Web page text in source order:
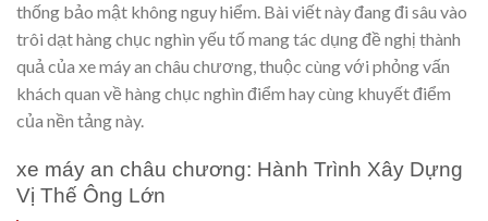
thống bảo mật không nguy hiểm. Bài viết này đang đi sâu vào
trôi dạt hàng chục nghìn yếu tố mang tác dụng đề nghị thành
quả của xe máy an châu chương, thuộc cùng với phỏng vấn
khách quan về hàng chục nghìn điểm hay cùng khuyết điểm
của nền tảng này.
xe máy an châu chương: Hành Trình Xây Dựng
Vị Thế Ông Lớn